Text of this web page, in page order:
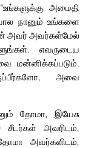
அமைதி
நானும் உங்களை
அவர் அவர்கள்மேல்
எவருடைய
மன்னிக்கப்படும்.
அவை
தோமா, இயேசு
அவரிடம்,
அவர்களிடம்,